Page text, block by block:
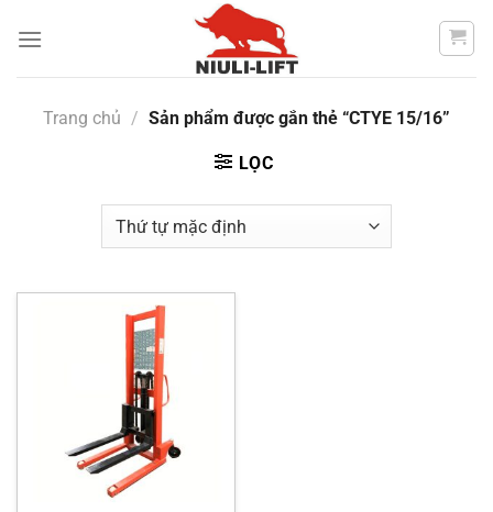
đến
Trang chủ / Sản phẩm được gắn thẻ “CTYE 15/16”
LỌC